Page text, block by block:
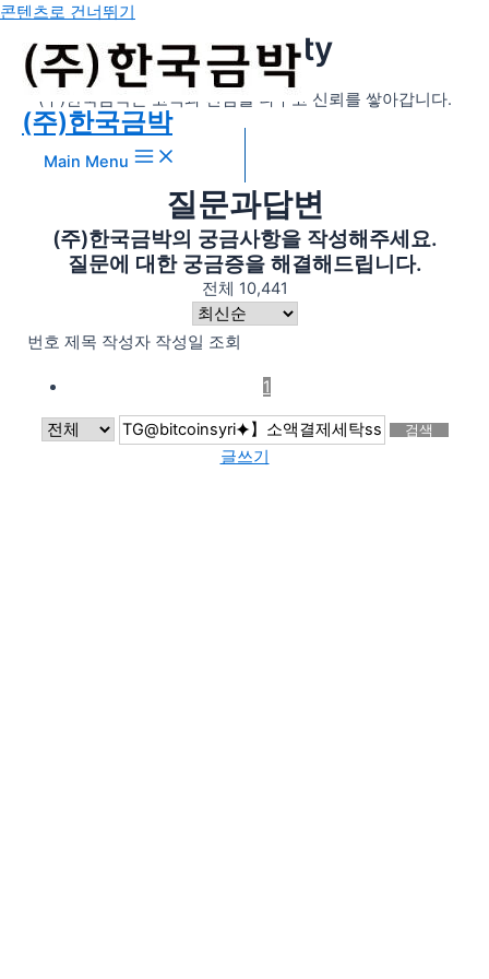
콘텐츠로 건너뛰기
(주)한국금박
Main Menu
community
(주)한국금박은 고객과 진심을 나누고 신뢰를 쌓아갑니다.
질문과답변
(주)한국금박의 궁금사항을 작성해주세요.
질문에 대한 궁금증을 해결해드립니다.
전체 10,441
번호 제목 작성자 작성일 조회
1
검색
글쓰기